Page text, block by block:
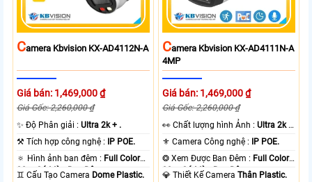
CAmera Kbvision KX-AD4112N-A
Giá bán: 1,469,000 ₫
Giá Gốc: 2,260,000 ₫
✨ Độ Phân giải :Ultra 2k + .
⚒ Tích hợp công nghệ : IP POE.
🔅 Hình ảnh ban đêm : Full Color
30m Có Màu Ban Ðêm.
♊ Cấu Tạo Camera Dome Plastic.
CAmera Kbvision KX-AD4111N-A
4MP
Giá bán: 1,469,000 ₫
Giá Gốc: 2,260,000 ₫
️👀 Chất lượng hình Ảnh :Ultra 2k +
⚜️ Camera Công nghệ : IP POE.
❂ Xem Được Ban Đêm : Full Color
30m Có Màu Ban Ðêm.
💎 Thiết Kế CameraThân Plastic.